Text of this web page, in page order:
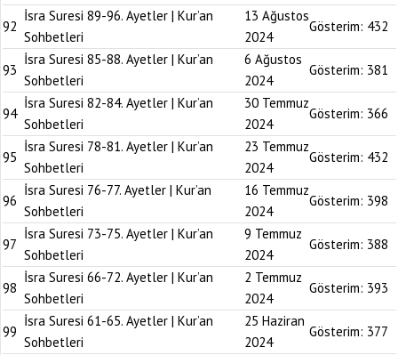
92
İsra Suresi 89-96. Ayetler | Kur’an
Sohbetleri
13 Ağustos
2024
Gösterim: 432
93
İsra Suresi 85-88. Ayetler | Kur’an
Sohbetleri
6 Ağustos
2024
Gösterim: 381
94
İsra Suresi 82-84. Ayetler | Kur’an
Sohbetleri
30 Temmuz
2024
Gösterim: 366
95
İsra Suresi 78-81. Ayetler | Kur’an
Sohbetleri
23 Temmuz
2024
Gösterim: 432
96
İsra Suresi 76-77. Ayetler | Kur’an
Sohbetleri
16 Temmuz
2024
Gösterim: 398
97
İsra Suresi 73-75. Ayetler | Kur’an
Sohbetleri
9 Temmuz
2024
Gösterim: 388
98
İsra Suresi 66-72. Ayetler | Kur’an
Sohbetleri
2 Temmuz
2024
Gösterim: 393
99
İsra Suresi 61-65. Ayetler | Kur’an
Sohbetleri
25 Haziran
2024
Gösterim: 377